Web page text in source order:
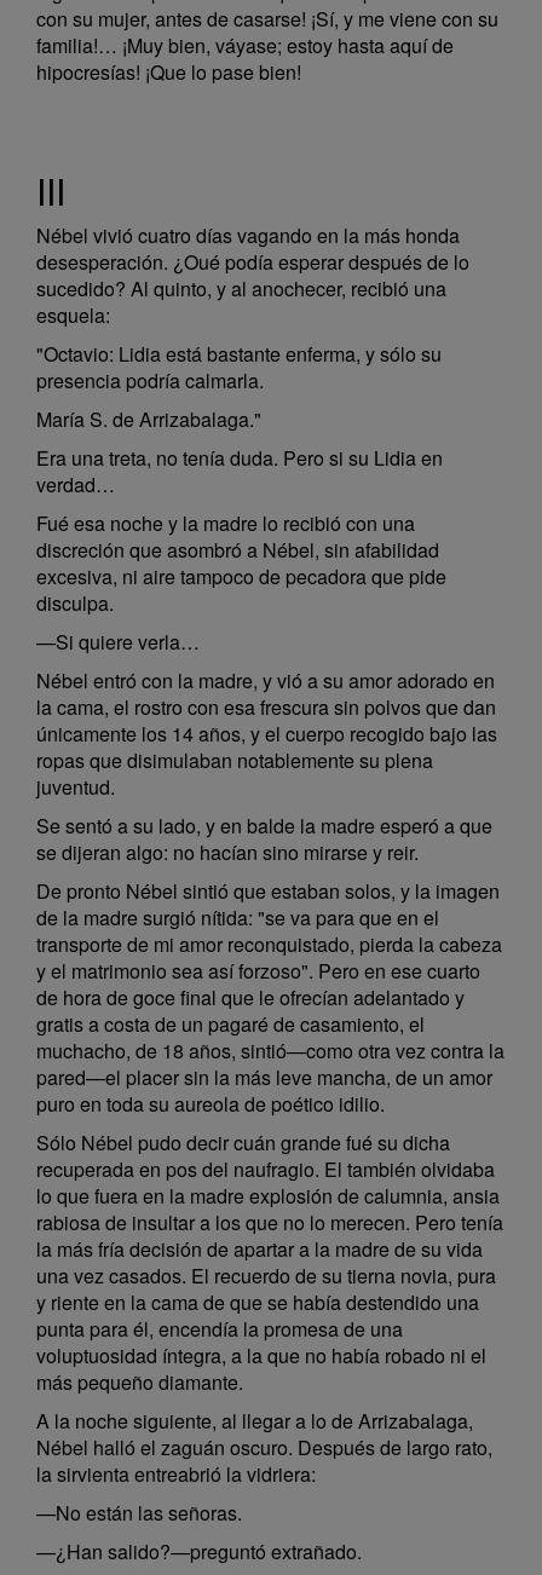
con su mujer, antes de casarse! ¡Sí, y me viene con su
familia!… ¡Muy bien, váyase; estoy hasta aquí de
hipocresías! ¡Que lo pase bien!
III
Nébel vivió cuatro días vagando en la más honda
desesperación. ¿Oué podía esperar después de lo
sucedido? Al quinto, y al anochecer, recibió una
esquela:
"Octavio: Lidia está bastante enferma, y sólo su
presencia podría calmarla.
María S. de Arrizabalaga."
Era una treta, no tenía duda. Pero si su Lidia en
verdad…
Fué esa noche y la madre lo recibió con una
discreción que asombró a Nébel, sin afabilidad
excesiva, ni aire tampoco de pecadora que pide
disculpa.
—Si quiere verla…
Nébel entró con la madre, y vió a su amor adorado en
la cama, el rostro con esa frescura sin polvos que dan
únicamente los 14 años, y el cuerpo recogido bajo las
ropas que disimulaban notablemente su plena
juventud.
Se sentó a su lado, y en balde la madre esperó a que
se dijeran algo: no hacían sino mirarse y reir.
De pronto Nébel sintió que estaban solos, y la imagen
de la madre surgió nítida: "se va para que en el
transporte de mi amor reconquistado, pierda la cabeza
y el matrimonio sea así forzoso". Pero en ese cuarto
de hora de goce final que le ofrecían adelantado y
gratis a costa de un pagaré de casamiento, el
muchacho, de 18 años, sintió—como otra vez contra la
pared—el placer sin la más leve mancha, de un amor
puro en toda su aureola de poético idilio.
Sólo Nébel pudo decir cuán grande fué su dicha
recuperada en pos del naufragio. El también olvidaba
lo que fuera en la madre explosión de calumnia, ansia
rabiosa de insultar a los que no lo merecen. Pero tenía
la más fría decisión de apartar a la madre de su vida
una vez casados. El recuerdo de su tierna novia, pura
y riente en la cama de que se había destendido una
punta para él, encendía la promesa de una
voluptuosidad íntegra, a la que no había robado ni el
más pequeño diamante.
A la noche siguiente, al llegar a lo de Arrizabalaga,
Nébel halló el zaguán oscuro. Después de largo rato,
la sirvienta entreabrió la vidriera:
—No están las señoras.
—¿Han salido?—preguntó extrañado.